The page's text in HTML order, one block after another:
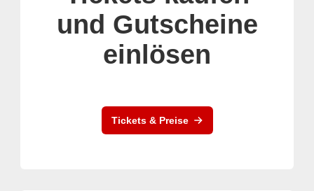
und Gutscheine
einlösen
Tickets & Preise